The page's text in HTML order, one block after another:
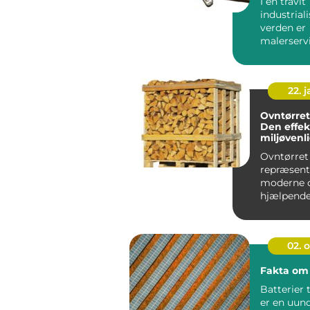
verden er
22.
Den
moderne
02.
Fakta
Batterier
er en